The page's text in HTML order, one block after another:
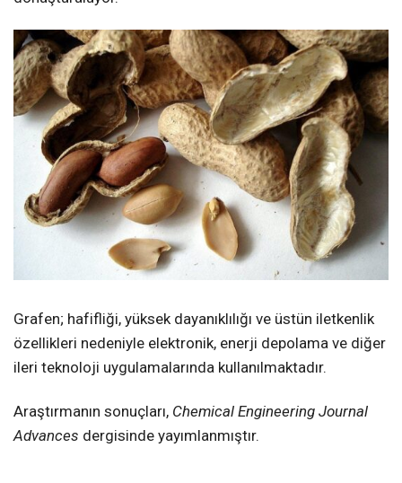
Grafen; hafifliği, yüksek dayanıklılığı ve üstün iletkenlik
özellikleri nedeniyle elektronik, enerji depolama ve diğer
ileri teknoloji uygulamalarında kullanılmaktadır.
Araştırmanın sonuçları, Chemical Engineering Journal
Advances dergisinde yayımlanmıştır.